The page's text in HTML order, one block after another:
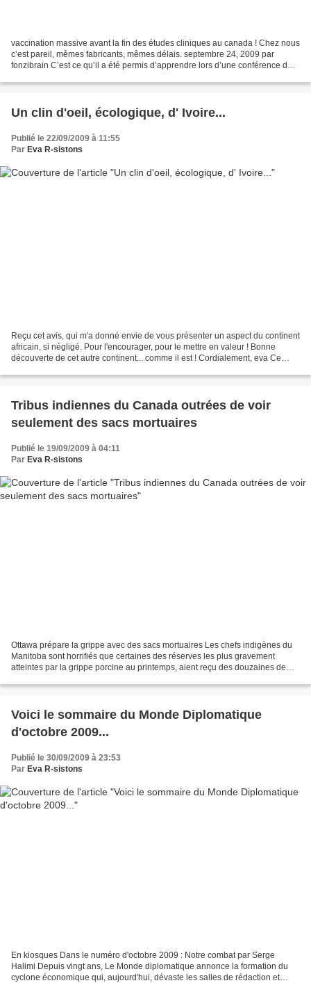
vaccination massive avant la fin des études cliniques au canada ! Chez nous
c’est pareil, mêmes fabricants, mêmes délais. septembre 24, 2009 par
fonzibrain C’est ce qu’il a été permis d’apprendre lors d’une conférence de
Un clin d'oeil, écologique, d' Ivoire...
Publié le 22/09/2009 à 11:55
Par Eva R-sistons
Reçu cet avis, qui m'a donné envie de vous présenter un aspect du continent
africain, si négligé. Pour l'encourager, pour le mettre en valeur ! Bonne
découverte de cet autre continent... comme il est ! Cordialement, eva Ce
Tribus indiennes du Canada outrées de voir
seulement des sacs mortuaires
Publié le 19/09/2009 à 04:11
Par Eva R-sistons
Ottawa prépare la grippe avec des sacs mortuaires Les chefs indigènes du
Manitoba sont horrifiés que certaines des réserves les plus gravement
atteintes par la grippe porcine au printemps, aient reçu des douzaines de
Voici le sommaire du Monde Diplomatique
d'octobre 2009...
Publié le 30/09/2009 à 23:53
Par Eva R-sistons
En kiosques Dans le numéro d'octobre 2009 : Notre combat par Serge
Halimi Depuis vingt ans, Le Monde diplomatique annonce la formation du
cyclone économique qui, aujourd'hui, dévaste les salles de rédaction et